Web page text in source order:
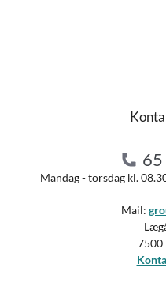
65
Mandag - torsdag kl.
Mail:
7500